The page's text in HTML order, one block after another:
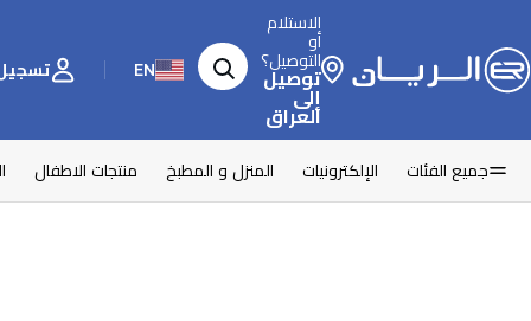
الاستلام
أو
التوصيل؟
توصيل
إلى
العراق
EN تسجيل
جميع الفئات الإلكترونيات المنزل و المطبخ منتجات الاطفال